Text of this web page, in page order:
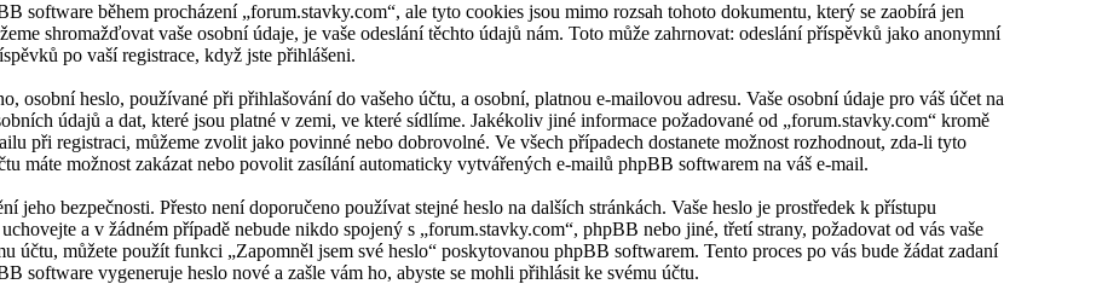
software během procházení „forum.stavky.com“, ale tyto cookies jsou mimo rozsah tohoto dokumentu, který se zaobírá jen
shromažďovat vaše osobní údaje, je vaše odeslání těchto údajů nám. Toto může zahrnovat: odeslání příspěvků jako anonymní
po vaší registrace, když jste přihlášeni.
osobní heslo, používané při přihlašování do vašeho účtu, a osobní, platnou e-mailovou adresu. Vaše osobní údaje pro váš účet na
údajů a dat, které jsou platné v zemi, ve které sídlíme. Jakékoliv jiné informace požadované od „forum.stavky.com“ kromě
při registraci, můžeme zvolit jako povinné nebo dobrovolné. Ve všech případech dostanete možnost rozhodnout, zda-li tyto
máte možnost zakázat nebo povolit zasílání automaticky vytvářených e-mailů phpBB softwarem na váš e-mail.
jeho bezpečnosti. Přesto není doporučeno používat stejné heslo na dalších stránkách. Vaše heslo je prostředek k přístupu
a v žádném případě nebude nikdo spojený s „forum.stavky.com“, phpBB nebo jiné, třetí strany, požadovat od vás vaše
účtu, můžete použít funkci „Zapomněl jsem své heslo“ poskytovanou phpBB softwarem. Tento proces po vás bude žádat zadaní
software vygeneruje heslo nové a zašle vám ho, abyste se mohli přihlásit ke svému účtu.